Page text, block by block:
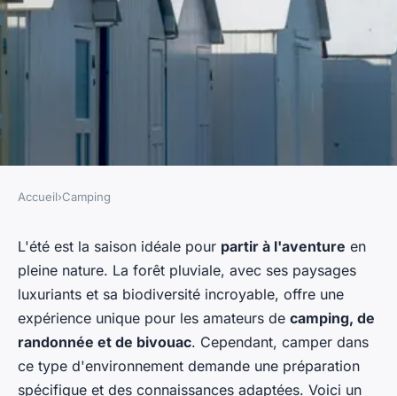
CAMPING
Quelles sont les meilleures
pratiques pour camper en
région de forêt pluviale en
été?
Maëlys
Accueil›Camping
L'été est la saison idéale pour partir à l'aventure en
pleine nature. La forêt pluviale, avec ses paysages
luxuriants et sa biodiversité incroyable, offre une
expérience unique pour les amateurs de camping, de
randonnée et de bivouac. Cependant, camper dans
ce type d'environnement demande une préparation
spécifique et des connaissances adaptées. Voici un